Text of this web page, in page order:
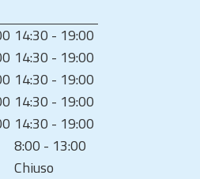
14:30 - 19:00
14:30 - 19:00
14:30 - 19:00
14:30 - 19:00
14:30 - 19:00
8:00 - 13:00
Chiuso